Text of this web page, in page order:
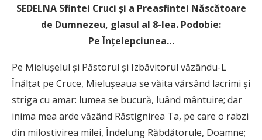
SEDELNA Sfintei Cruci şi a Preasfintei Născătoare
de Dumnezeu, glasul al 8-lea. Podobie:
PeÎnţelepciunea…
Pe Mieluşelul şi Păstorul şi Izbăvitorul văzându-L
Înălţat pe Cruce, Mieluşeaua se văita vărsând lacrimi şi
striga cu amar: lumea se bucură, luând mântuire; dar
inima mea arde văzând Răstignirea Ta, pe care o rabzi
din milostivirea milei, Îndelung Răbdătorule, Doamne;